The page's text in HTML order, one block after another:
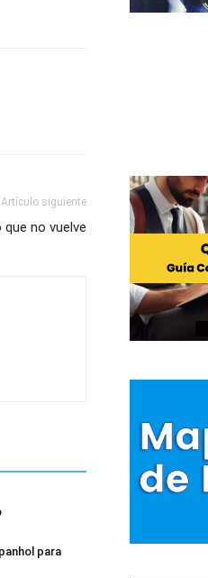
Artículo siguiente
no vuelve
para